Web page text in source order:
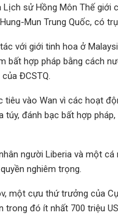
sử Hồng Môn Thế giới
Mun Trung Quốc, có
với giới tinh hoa ở
bất hợp pháp bằng cách
ĐCSTQ.
tiêu vào Wan vì các hoạt
túy, đánh bạc bất hợp
người Liberia và một
nghiêm trọng.
một cựu thứ trưởng của
đó ít nhất 700 triệu